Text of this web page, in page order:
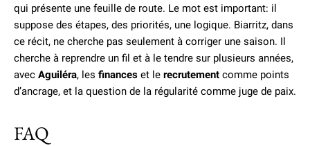
qui présente une feuille de route. Le mot est important: il
suppose des étapes, des priorités, une logique. Biarritz, dans
ce récit, ne cherche pas seulement à corriger une saison. Il
cherche à reprendre un fil et à le tendre sur plusieurs années,
avec Aguiléra, les finances et le recrutement comme points
d’ancrage, et la question de la régularité comme juge de paix.
FAQ